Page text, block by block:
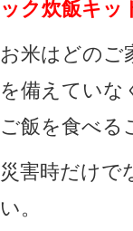
ック炊飯キッ
お米はどのご
を備えていな
ご飯を食べる
災害時だけで
い。